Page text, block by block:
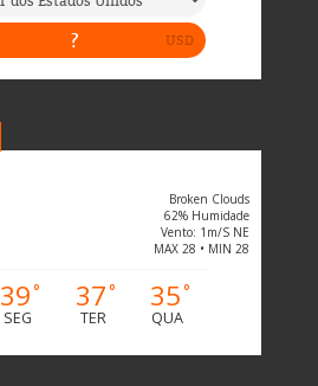
Broken Clouds
62% Humidade
Vento: 1m/s NE
MAX 28 • MIN 28
39°
SEG
37°
TER
35°
QUA